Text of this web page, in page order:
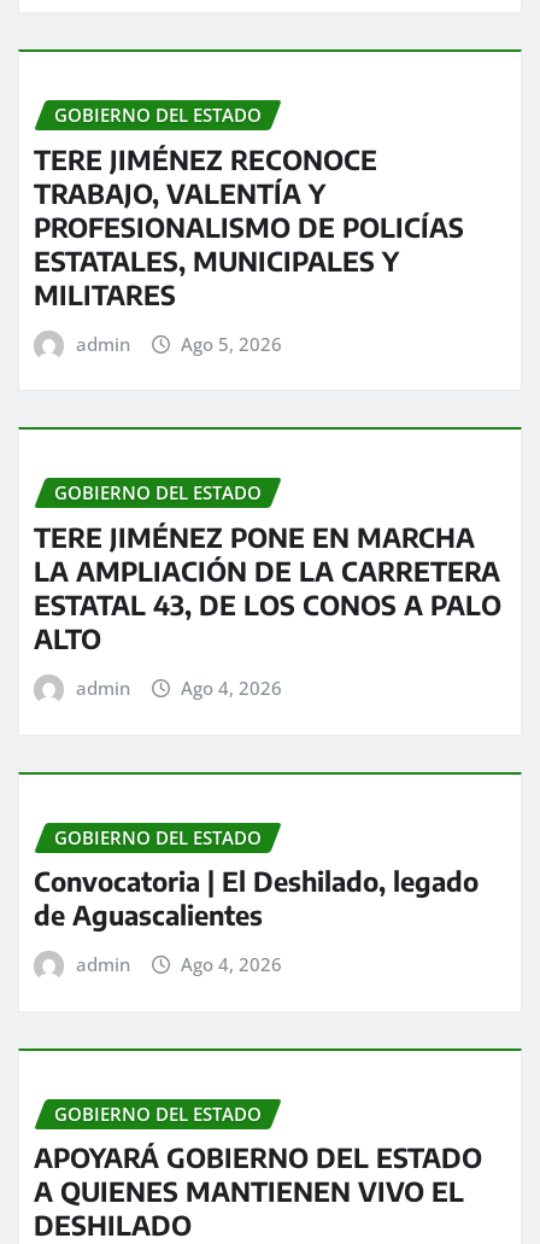
GOBIERNO DEL ESTADO
TERE JIMÉNEZ RECONOCE
TRABAJO, VALENTÍA Y
PROFESIONALISMO DE POLICÍAS
ESTATALES, MUNICIPALES Y
MILITARES
admin Ago 5, 2026
GOBIERNO DEL ESTADO
TERE JIMÉNEZ PONE EN MARCHA
LA AMPLIACIÓN DE LA CARRETERA
ESTATAL 43, DE LOS CONOS A PALO
ALTO
admin Ago 4, 2026
GOBIERNO DEL ESTADO
Convocatoria | El Deshilado, legado
de Aguascalientes
admin Ago 4, 2026
GOBIERNO DEL ESTADO
APOYARÁ GOBIERNO DEL ESTADO
A QUIENES MANTIENEN VIVO EL
DESHILADO